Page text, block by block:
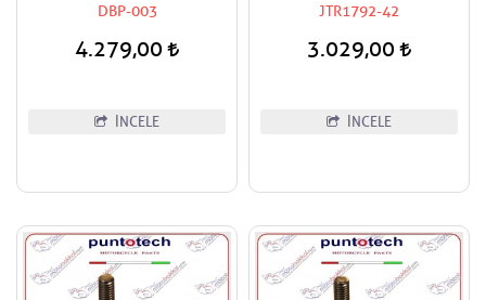
Bilyası
DBP-003
4.279,00
İNCELE
XT,Triumph TT 600,Speed
Dişli
JTR1792-42
3.029,00
İNCELE